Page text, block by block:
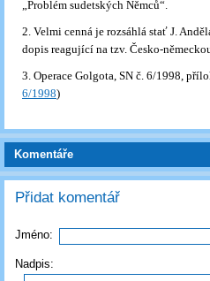
„Problém sudetských Němců“.
2. Velmi cenná je rozsáhlá stať J.
dopis reagující na tzv. Česko-
3. Operace Golgota, SN č. 6/1998,
6/1998)
Komentáře
Přidat komentář
Jméno:
Nadpis: